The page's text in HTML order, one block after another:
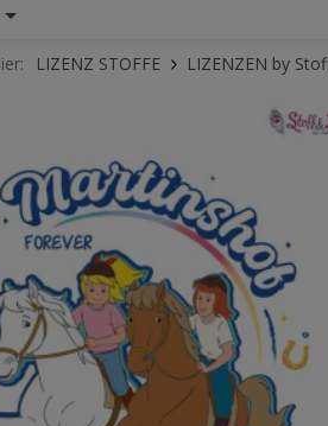
LIZENZ STOFFE LIZENZEN by